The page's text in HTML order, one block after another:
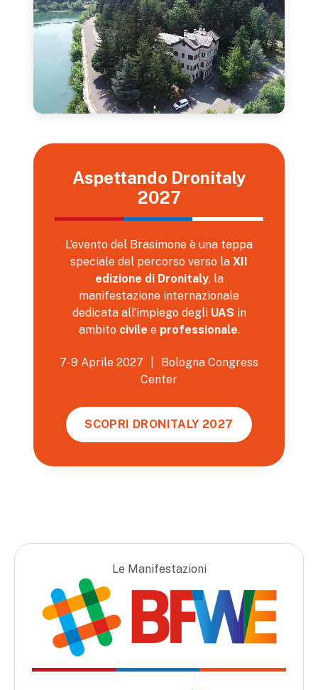
Aspettando Dronitaly
2027
L’evento del Brasimone è una tappa
speciale del percorso verso la XII
edizione di Dronitaly, la
manifestazione internazionale
dedicata all’impiego degli UAS in
ambito civile e professionale.
7-9 Aprile 2027
Bologna Congress
Center
SCOPRI DRONITALY 2027
Le Manifestazioni